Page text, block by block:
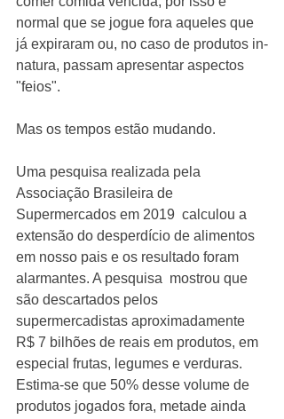
normal que se jogue fora aqueles que
já expiraram ou, no caso de produtos in-
natura, passam apresentar aspectos
"feios".
Mas os tempos estão mudando.
Uma pesquisa realizada pela
Associação Brasileira de
Supermercados em 2019  calculou a
extensão do desperdício de alimentos
em nosso pais e os resultado foram
alarmantes. A pesquisa  mostrou que
são descartados pelos
supermercadistas aproximadamente
R$ 7 bilhões de reais em produtos, em
especial frutas, legumes e verduras.
Estima-se que 50% desse volume de
produtos jogados fora, metade ainda